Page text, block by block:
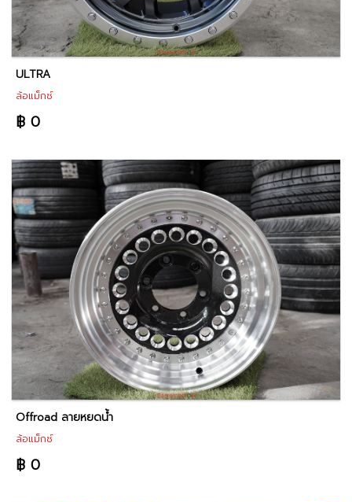
ULTRA
ล้อแม็กซ์
฿ 0
Offroad ลายหยดน้ำ
ล้อแม็กซ์
฿ 0